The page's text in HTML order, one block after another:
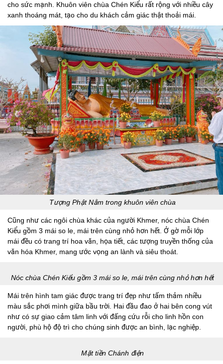
cho sức mạnh. Khuôn viên chùa Chén Kiểu rất rộng với nhiều cây
xanh thoáng mát, tạo cho du khách cảm giác thật thoải mái.
Tượng Phật Nằm trong khuôn viên chùa
Cũng như các ngôi chùa khác của người Khmer, nóc chùa Chén
Kiểu gồm 3 mái so le, mái trên cùng nhỏ hơn hết. Ở gờ mỗi lớp
mái đều có trang trí hoa văn, họa tiết, các tượng truyền thống của
văn hóa Khmer, mang ước vọng an lành và siêu thoát.
Nóc chùa Chén Kiểu gồm 3 mái so le, mái trên cùng nhỏ hơn hết
Mái trên hình tam giác được trang trí đẹp như tấm thảm nhiều
màu sắc phơi mình giữa bầu trời. Hai đầu đao ở hai bên cong vút
như có sự giao cảm tâm linh với đấng cứu rỗi cho linh hồn con
người, phù hộ độ trì cho chúng sinh được an bình, lạc nghiệp.
Mặt tiền Chánh điện